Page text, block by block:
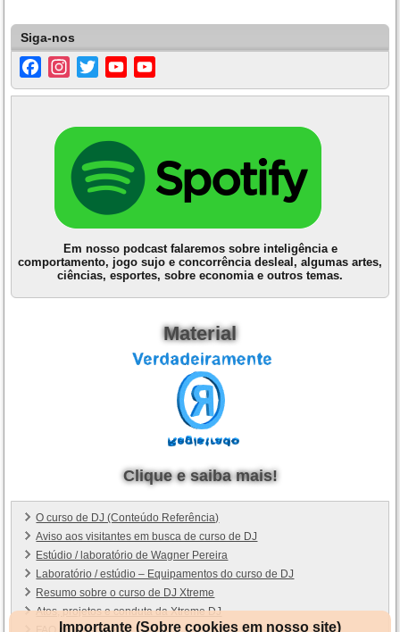
artificiais
de habilidades
Siga-nos
FacebookInstagramTwitterYouTube
Channel
Em nosso podcast falaremos sobre inteligência e
comportamento, jogo sujo e concorrência desleal, algumas artes,
ciências, esportes, sobre economia e outros temas.
Material
Clique e saiba mais!
O curso de DJ (Conteúdo Referência)
Aviso aos visitantes em busca de curso de DJ
Estúdio / laboratório de Wagner Pereira
Laboratório / estúdio – Equipamentos do curso de DJ
Resumo sobre o curso de DJ Xtreme
Atos, projetos e conduta da Xtreme DJ
Importante (Sobre cookies em nosso site)